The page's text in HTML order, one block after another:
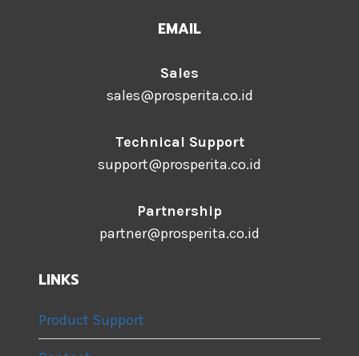
EMAIL
Sales
sales@prosperita.co.id
Technical Support
support@prosperita.co.id
Partnership
partner@prosperita.co.id
LINKS
Product Support